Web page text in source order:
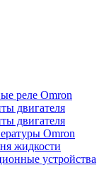
реле Omron
двигателя
двигателя
Omron
жидкости
устройства